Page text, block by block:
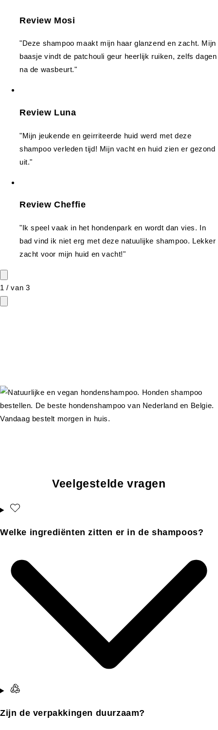
Review Mosi
"Deze shampoo maakt mijn haar glanzend en zacht. Mijn
baasje vindt de patchouli geur heerlijk ruiken, zelfs dagen
na de wasbeurt."
Review Luna
"Mijn jeukende en geirriteerde huid werd met deze
shampoo verleden tijd! Mijn vacht en huid zien er gezond
uit."
Review Cheffie
"Ik speel vaak in het hondenpark en wordt dan vies. In
bad vind ik niet erg met deze natuulijke shampoo. Lekker
zacht voor mijn huid en vacht!"
1 /van 3
Veelgestelde vragen
Welke ingrediënten zitten er in de shampoos?
Zijn de verpakkingen duurzaam?